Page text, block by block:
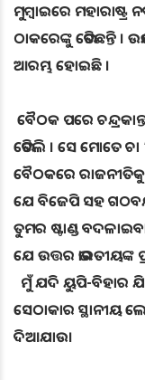
ମୁମ୍ବାଇରେ
ଠାକରେଙ୍କୁ ଭେଟିଛନ୍ତି ।
ଆରମ୍ଭ ହୋଇଛି ।
ବୈଠକ ପରେ
ଭେଟିଲି । ସେ ମୋତେ
ବୈଠକରେ ରାଜନୀତିକୁ
ଯେ ବିଜେପି ସହ
ତୁମର ଷ୍ଟାଣ୍ଡ
ଯେ ଉତ୍ତର ଭାରତୀୟଙ୍କ
ମୁଁ ଯଦି ୟୁପି-ବିହାର
ସେଠାକାର ସ୍ଥାନୀୟ
ଦିଆଯାଉ।